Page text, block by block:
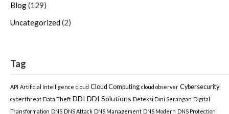
Blog(129)
Uncategorized(2)
Tag
API Artificial Intelligence cloud Cloud Computing cloud observer Cybersecurity
cyberthreat Data Theft DDI DDI Solutions Deteksi Dini Serangan Digital
Transformation DNS DNS Attack DNS Management DNS Modern DNS Protection